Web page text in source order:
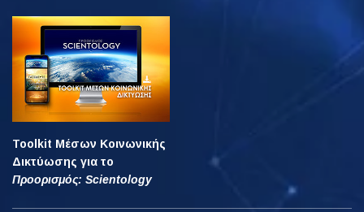
Toolkit Μέσων Κοινωνικής
Δικτύωσης για το
Προορισμός: Scientology